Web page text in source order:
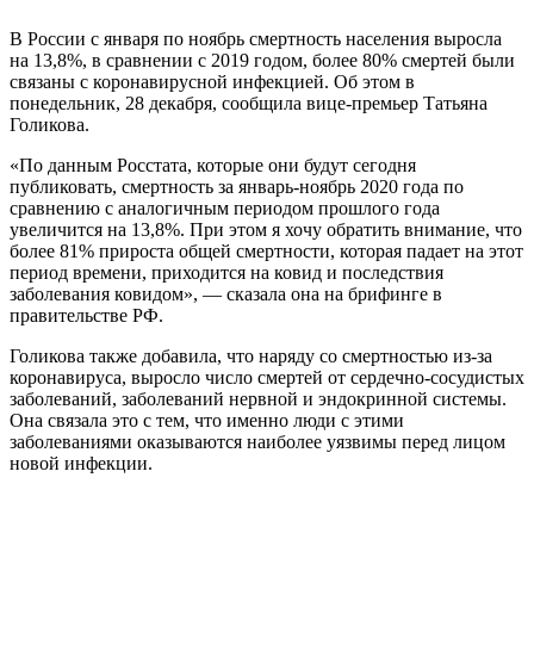
В России с января по ноябрь смертность населения выросла
на 13,8%, в сравнении с 2019 годом, более 80% смертей были
связаны с коронавирусной инфекцией. Об этом в
понедельник, 28 декабря, сообщила вице-премьер Татьяна
Голикова.
«По данным Росстата, которые они будут сегодня
публиковать, смертность за январь-ноябрь 2020 года по
сравнению с аналогичным периодом прошлого года
увеличится на 13,8%. При этом я хочу обратить внимание, что
более 81% прироста общей смертности, которая падает на этот
период времени, приходится на ковид и последствия
заболевания ковидом», — сказала она на брифинге в
правительстве РФ.
Голикова также добавила, что наряду со смертностью из-за
коронавируса, выросло число смертей от сердечно-сосудистых
заболеваний, заболеваний нервной и эндокринной системы.
Она связала это с тем, что именно люди с этими
заболеваниями оказываются наиболее уязвимы перед лицом
новой инфекции.